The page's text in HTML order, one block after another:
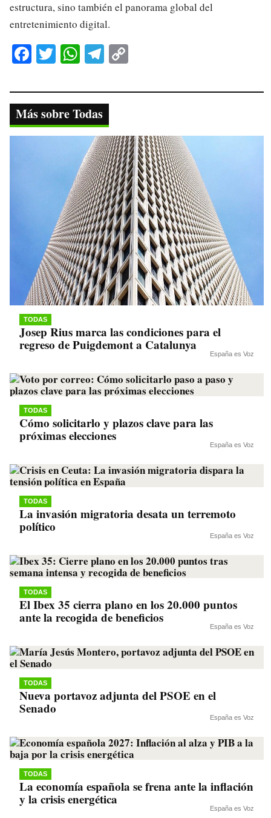
estructura, sino también el panorama global del
entretenimiento digital.
Fa
bo
ok
T
tte
r
W
ts
A
pp
Te
gr
a
m
y
nk
Más sobre Todas
TODAS
Josep Rius marca las condiciones para el
regreso de Puigdemont a Catalunya
España es Voz
TODAS
Cómo solicitarlo y plazos clave para las
próximas elecciones
España es Voz
TODAS
La invasión migratoria desata un terremoto
político
España es Voz
TODAS
El Ibex 35 cierra plano en los 20.000 puntos
ante la recogida de beneficios
España es Voz
TODAS
Nueva portavoz adjunta del PSOE en el
Senado
España es Voz
TODAS
La economía española se frena ante la inflación
y la crisis energética
España es Voz